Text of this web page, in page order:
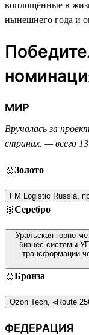
воплощённые в
нынешнего года и
МИР
Вручалась за
странах, — всего
🥇Золото
FM Logistic Russia,
🥈Серебро
Уральская горно-
бизнес-системы
трансформации
🥉Бронза
Ozon Tech, «Route
ФЕДЕРАЦИЯ